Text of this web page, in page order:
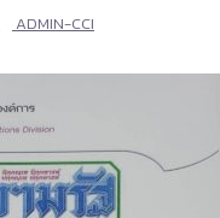
ADMIN-CCI